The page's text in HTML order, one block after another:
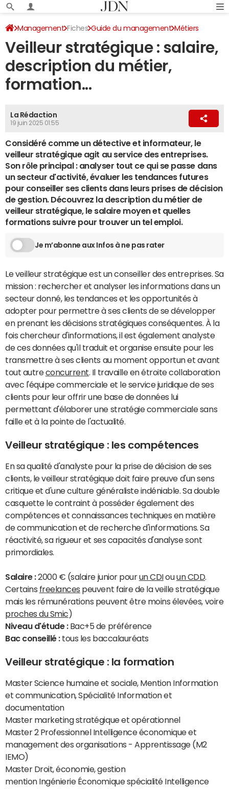
Management Fiches Guide du management Métiers
Métiers du web
Veilleur stratégique : salaire,
description du métier,
formation...
La Rédaction
19 juin 2025 01:55
Considéré comme un détective et informateur, le
veilleur stratégique agit au service des entreprises.
Son rôle principal : analyser tout ce qui se passe dans
un secteur d'activité, évaluer les tendances futures
pour conseiller ses clients dans leurs prises de décision
de gestion. Découvrez la description du métier de
veilleur stratégique, le salaire moyen et quelles
formations suivre pour trouver un tel emploi.
Je m’abonne aux Infos à ne pas rater
Le veilleur stratégique est un conseiller des entreprises. Sa
mission : rechercher et analyser les informations dans un
secteur donné, les tendances et les opportunités à
adopter pour permettre à ses clients de se développer
en prenant les décisions stratégiques conséquentes. À la
fois chercheur d'informations, il est également analyste
de ces données qu'il traduit et organise ensuite pour les
transmettre à ses clients au moment opportun et avant
tout autreconcurrent . Il travaille en étroite collaboration
avec l'équipe commerciale et le service juridique de ses
clients pour leur offrir une base de données lui
permettant d'élaborer une stratégie commerciale sans
faille et à la pointe de l'actualité.
Veilleur stratégique : les compétences
En sa qualité d'analyste pour la prise de décision de ses
clients, le veilleur stratégique doit faire preuve d'un sens
critique et d'une culture généraliste indéniable. Sa double
casquette le contraint à posséder également des
compétences et connaissances techniques en matière
de communication et de recherche d'informations. Sa
réactivité, sa rigueur et ses capacités d'analyse sont
primordiales.
Salaire :2000 € (salaire junior pourun CDIouun CDD
Certains freelances peuvent faire de la veille stratégique
mais les rémunérations peuvent être moins élevées, voire
proches du Smic )
Niveau d'étude :Bac+5 de préférence
Bac conseillé : tous les baccalauréats
Veilleur stratégique : la formation
Master Science humaine et sociale, Mention Information
et communication, Spécialité Information et
documentation
Master marketing stratégique et opérationnel
Master 2 Professionnel Intelligence économique et
management des organisations - Apprentissage (M2
IEMO)
Master Droit, économie, gestion
mention Ingénierie Économique spécialité Intelligence